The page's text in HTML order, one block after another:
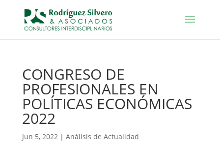
CONGRESO DE
PROFESIONALES EN
POLÍTICAS ECONÓMICAS
2022
Jun 5, 2022| Análisis de Actualidad